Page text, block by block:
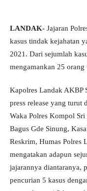
LANDAK- Jajaran
kasus tindak kejahatan
2021. Dari sejumlah
mengamankan 25 orang
Kapolres Landak AKBP
press release yang turut
Waka Polres Kompol
Bagus Gde Sinung,
Reskrim, Humas Polres
mengatakan adapun
jajarannya diantaranya,
pencurian 5 kasus